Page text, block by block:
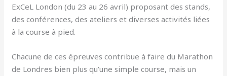
ExCeL London (du 23 au 26 avril) proposant des stands,
des conférences, des ateliers et diverses activités liées
à la course à pied.
Chacune de ces épreuves contribue à faire du Marathon
de Londres bien plus qu’une simple course, mais un